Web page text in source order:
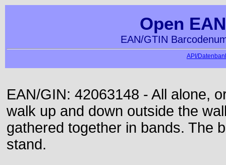
Open
EAN/GTIN
API/
EAN/GIN: 42063148 - All alone,
walk up and down outside the
gathered together in bands. The
stand.